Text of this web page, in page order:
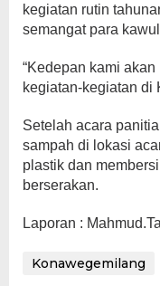
kegiatan rutin
semangat para
“Kedepan kami
kegiatan-kegiatan di
Setelah acara
sampah di lokasi
plastik dan
berserakan.
Laporan :
Konawegemilang